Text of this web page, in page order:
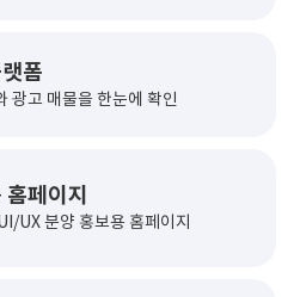
폼
광고 매물을 한눈에 확인
페이지
UX분양 홍보용 홈페이지